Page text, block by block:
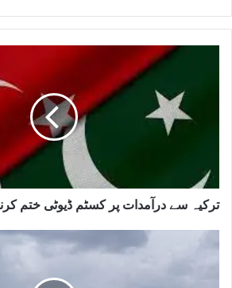
ترکیہ سے درآمدات پر کسٹم ڈیوٹی ختم